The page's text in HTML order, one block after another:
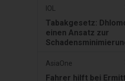
IOL
Tabakgesetz:
einen Ansatz zur
AsiaOne
Fahrer hilft bei